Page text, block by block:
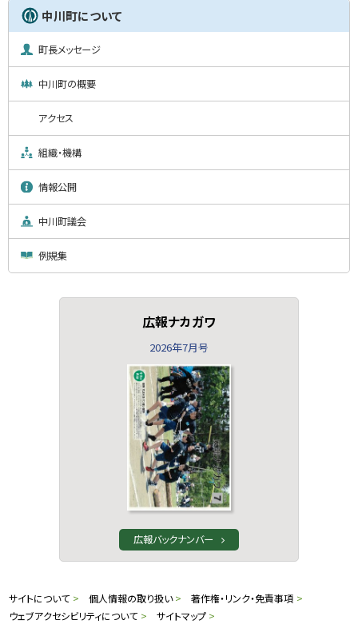
中川町について
町長メッセージ
中川町の概要
アクセス
組織・機構
情報公開
中川町議会
例規集
広報ナカガワ
2026年7月号
広報バックナンバー
文サ
サイトについて 個人情報の取り扱い
著作権・リンク・免責事項
ウェブアクセシビリティについて
サイトマップ